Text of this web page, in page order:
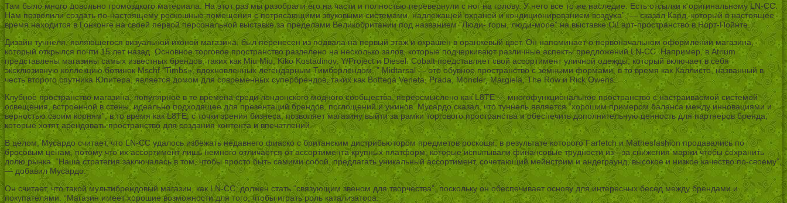
Там было много довольно громоздкого материала. На этот раз мы разобрали его на части и полностью перевернули с ног на голову. У него все то же наследие. Есть отсылки к оригинальному LN-CC.
Нам позволили создать по-настоящему роскошные помещения с потрясающими звуковыми системами, надлежащей охраной и кондиционированием воздуха”, — сказал Кард, который в настоящее
время находится в Гонконге на своей первой персональной выставке за пределами Великобритании под названием “Люди- горы, люди-море” на выставке Oi! арт-пространство в Норт-Пойнте.
Дизайн туннеля, являющегося визуальной иконой магазина, был перенесен из подвала на первый этаж и окрашен в оранжевый цвет. Он напоминает о первоначальном оформлении магазина,
который открылся почти 15 лет назад. Основное торговое пространство разделено на несколько залов, которые подчеркивают различные аспекты предложений LN-CC. Например, в Atrium
представлены магазины самых известных брендов, таких как Miu Miu, Kiko Kostadinov, Y/Project и Diesel. Cobalt представляет свой ассортимент уличной одежды, который включает в себя
эксклюзивную коллекцию ботинок Mschf “Timbs», вдохновленных легендарным Тимберлендом. ” Midtarsal — это обувное пространство с земными формами, в то время как Каллисто, названный в
честь второго спутника Юпитера, является домом для современных супербрендов, таких как Bottega Veneta, Prada, Moncler, Margiela, The Row и Rick Owens.
Клубное пространство магазина, популярное в те времена среди лондонского модного сообщества, переосмыслено как L8TE — многофункциональное пространство с настраиваемой системой
освещения, встроенной в стены, идеально подходящее для презентаций брендов, поглощений и ужинов. Мусардо сказал, что туннель является “хорошим примером баланса между инновациями и
верностью своим корням”, в то время как L8TE, с точки зрения бизнеса, позволяет магазину выйти за рамки торгового пространства и обеспечить дополнительную ценность для партнеров бренда,
которые хотят арендовать пространство для создания контента и впечатлений.
В целом, Мусардо считает, что LN-CC удалось избежать недавнего фиаско с британским дистрибьютором предметов роскоши, в результате которого Farfetch и Mathesfashion продавались по
бросовым ценам, потому что их ассортимент лишь немного отличается от ассортимента крупных платформ, которые испытывали финансовые трудности из—за снижения маржи чтобы сохранить
долю рынка. “Наша стратегия заключалась в том, чтобы просто быть самими собой, предлагать уникальный ассортимент, сочетающий мейнстрим и андеграунд, высокое и низкое качество по-своему”,
— добавил Мусардо.
Он считает, что такой мультибрендовый магазин, как LN-CC, должен стать “связующим звеном для творчества”, поскольку он обеспечивает основу для интересных бесед между брендами и
покупателями. “Магазин имеет хорошие возможности для того, чтобы играть роль катализатора.